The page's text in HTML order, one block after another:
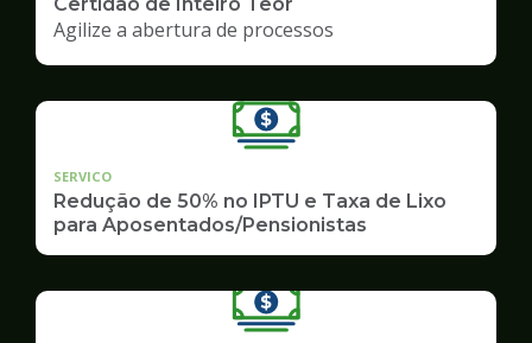
Agilize a abertura de processos
SERVICO
Redução de 50% no IPTU e Taxa de Lixo
para Aposentados/Pensionistas